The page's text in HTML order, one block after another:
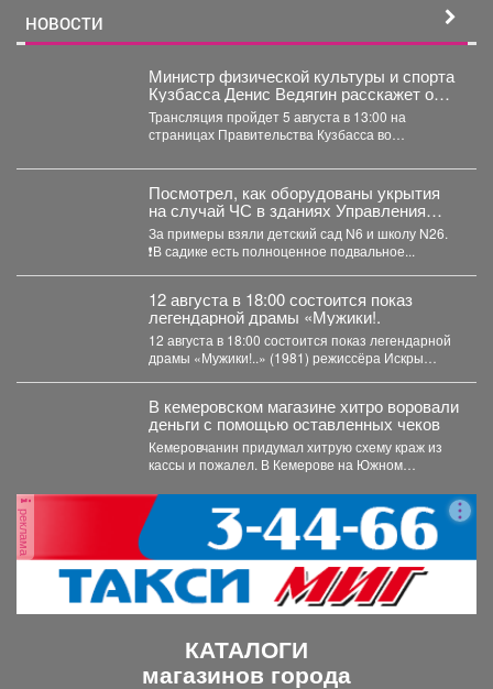
НОВОСТИ
Министр физической культуры и спорта
Кузбасса Денис Ведягин расскажет о
развитии спорта в регионе в прямом
эфире ЦУР.
Трансляция пройдет 5 августа в 13:00 на
страницах Правительства Кузбасса во
Посмотрел, как оборудованы укрытия
на случай ЧС в зданиях Управления
образованием с различной
конструкцией: имеющих подвалы и
предусматривающие только
техподполье.
За примеры взяли детский сад N6 и школу N26.
❗️В садике есть полноценное подвальное...
12 августа в 18:00 состоится показ
легендарной драмы «Мужики!.
12 августа в 18:00 состоится показ легендарной
драмы «Мужики!..» (1981) режиссёра Искры
В кемеровском магазине хитро воровали
деньги с помощью оставленных чеков
Кемеровчанин придумал хитрую схему краж из
кассы и пожалел. В Кемерове на Южном
реклама
КАТАЛОГИ
магазинов города